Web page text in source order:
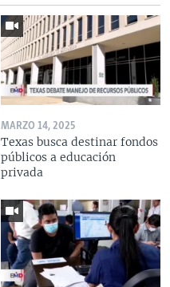
MARZO 14, 2025
Texas busca destinar fondos
públicos a educación
privada